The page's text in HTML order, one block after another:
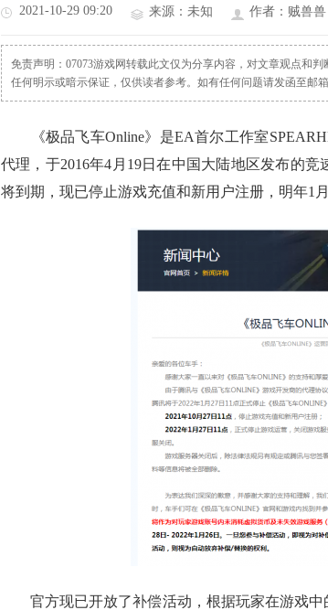
2021-10-29 09:20 来源：未知 作者：贼兽兽
免责声明：07073游戏网转载此文仅为分享内容，对文章观点和
任何明示或暗示保证，仅供读者参考。如有任何问题请发函至邮箱
《极品飞车Online》是EA首尔工作室
代理，于2016年4月19日在中国大陆地区发布的
将到期，现已停止游戏充值和新用户注册，明年1
官方现已开放了补偿活动，根据玩家在游戏中